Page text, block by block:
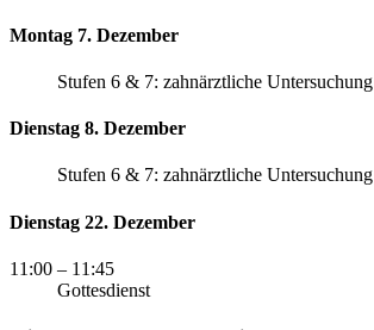
Montag 7. Dezember
Stufen 6 & 7: zahnärztliche Untersuchung
Dienstag 8. Dezember
Stufen 6 & 7: zahnärztliche Untersuchung
Dienstag 22. Dezember
11:00 – 11:45
Gottesdienst